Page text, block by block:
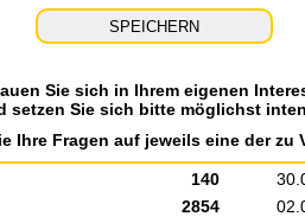
Sie sich in Ihrem eigenen
Sie sich bitte möglichst
Ihre Fragen auf jeweils eine der
140
2854